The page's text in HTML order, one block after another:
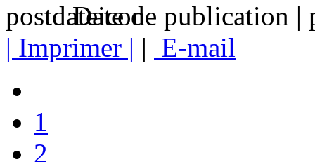
Date de publication |
| Imprimer | | E-mail
1
2